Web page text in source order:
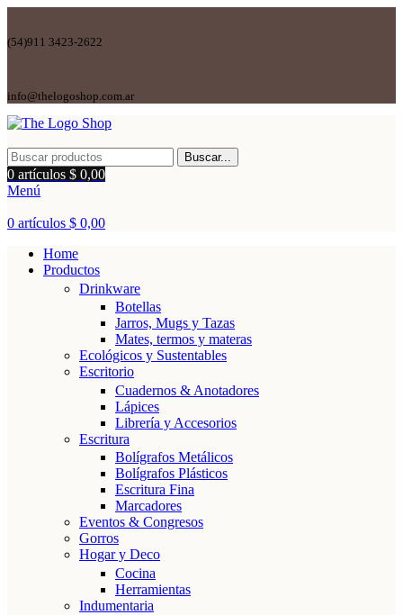
(54)911 3423-2622
info@thelogoshop.com.ar
Buscar...
0 artículos $ 0,00
Menú
0 artículos $ 0,00
Home
Productos
Drinkware
Botellas
Jarros, Mugs y Tazas
Mates, termos y materas
Ecológicos y Sustentables
Escritorio
Cuadernos & Anotadores
Lápices
Librería y Accesorios
Escritura
Bolígrafos Metálicos
Bolígrafos Plásticos
Escritura Fina
Marcadores
Eventos & Congresos
Gorros
Hogar y Deco
Cocina
Herramientas
Indumentaria